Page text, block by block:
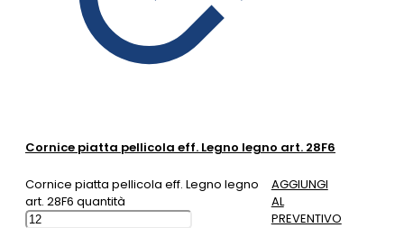
Cornice piatta pellicola eff. Legno legno art. 28F6
Cornice piatta pellicola eff. Legno legno
art. 28F6 quantità
AGGIUNGI
AL
PREVENTIVO